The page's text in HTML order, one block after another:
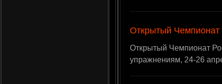
Открытый Чемпионат
Открытый Чемпионат
упражнениям, 24-26